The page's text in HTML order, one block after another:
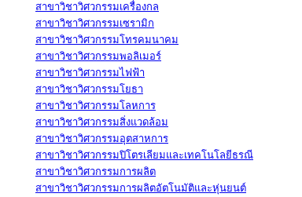
สาขาวิชาวิศวกรรมเครื่องกล
สาขาวิชาวิศวกรรมเซรามิก
สาขาวิชาวิศวกรรมโทรคมนาคม
สาขาวิชาวิศวกรรมพอลิเมอร์
สาขาวิชาวิศวกรรมไฟฟ้า
สาขาวิชาวิศวกรรมโยธา
สาขาวิชาวิศวกรรมโลหการ
สาขาวิชาวิศวกรรมสิ่งแวดล้อม
สาขาวิชาวิศวกรรมอุตสาหการ
สาขาวิชาวิศวกรรมปิโตรเลียมและเทคโนโลยีธรณี
สาขาวิชาวิศวกรรมการผลิต
สาขาวิชาวิศวกรรมการผลิตอัตโนมัติและหุ่นยนต์